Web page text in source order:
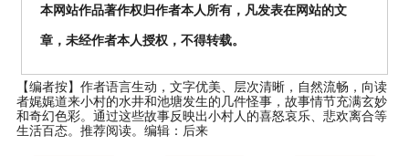
本网站作品著作权归作者本人所有，凡发表在网站的文
章，未经作者本人授权，不得转载。
【编者按】 作者语言生动，文字优美、层次清晰，自然流畅，向读
者娓娓道来小村的水井和池塘发生的几件怪事，故事情节充满玄妙
和奇幻色彩。通过这些故事反映出小村人的喜怒哀乐、悲欢离合等
生活百态。推荐阅读。编辑：后来